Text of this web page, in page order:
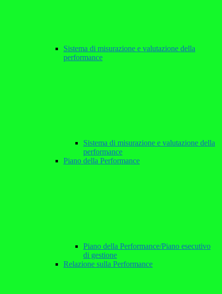
Sistema di misurazione e valutazione della
performance
Sistema di misurazione e valutazione della
performance
Piano della Performance
Piano della Performance/Piano esecutivo
di gestione
Relazione sulla Performance